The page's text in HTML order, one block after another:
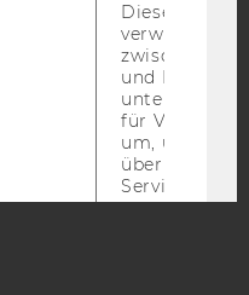
Dieses
verwendet,
zwischen
und Bots zu
für Vimeo
um, um
über die
Service zu